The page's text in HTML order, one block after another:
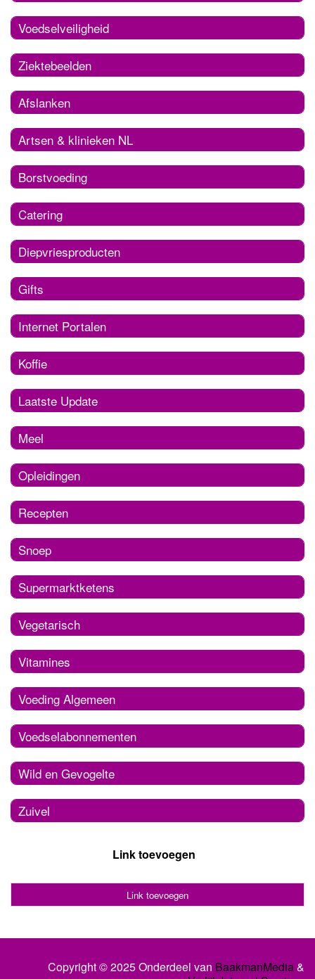
Voedselveiligheid
Ziektebeelden
Afslanken
Artsen & klinieken NL
Borstvoeding
Catering
Diepvriesproducten
Gifts
Internet Portalen
Koffie
Laatste Update
Meel
Opleidingen
Recepten
Snoep
Supermarktketens
Vegetarisch
Vitamines
Voeding Algemeen
Voedselabonnementen
Wild en Gevogelte
Zuivel
Link toevoegen
Link toevoegen
Copyright © 2025 Onderdeel van BaakmanMedia&